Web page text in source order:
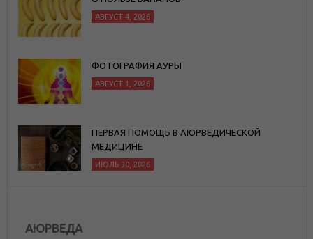
АВГУСТ 4, 2026
ФОТОГРАФИЯ АУРЫ
АВГУСТ 1, 2026
ПЕРВАЯ ПОМОЩЬ В АЮРВЕДИЧЕСКОЙ
МЕДИЦИНЕ
ИЮЛЬ 30, 2026
АЮРВЕДА